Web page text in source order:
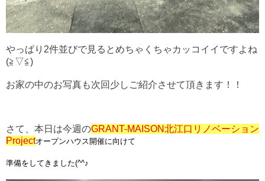
やっぱり2件並びで見るとめちゃくちゃカッコイイですよね
(≧▽≦)
お家の中のお写真も次回少しご紹介させて頂きます！！
さて、本日は今週のGRANT-MAISON北江口リノベーション
Projectオープンハウス開催に向けて
準備をしてきました(^^♪